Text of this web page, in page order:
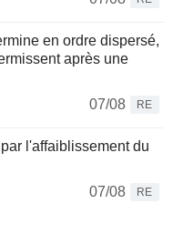
en ordre dispersé,
après une
07/08
RE
l'affaiblissement du
07/08
RE